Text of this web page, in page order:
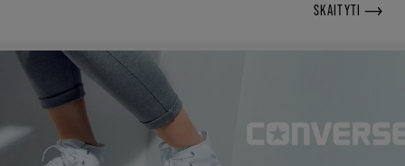
SKAITYTI